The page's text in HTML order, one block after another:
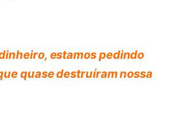
estamos pedindo
quase destruíram nossa